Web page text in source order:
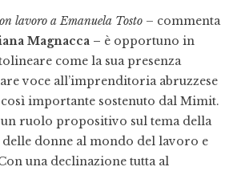
lavoro a Emanuela Tosto – commenta
Magnacca – è opportuno in
come la sua presenza
voce all’imprenditoria abruzzese
importante sostenuto dal Mimit.
ruolo propositivo sul tema della
donne al mondo del lavoro e
una declinazione tutta al